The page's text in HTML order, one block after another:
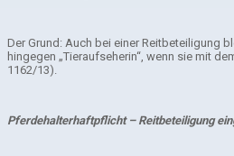
Der Grund: Auch bei einer Reitbeteiligung
hingegen „Tieraufseherin“, wenn sie mit
1162/13).
Pferdehalterhaftpflicht – Reitbeteiligung